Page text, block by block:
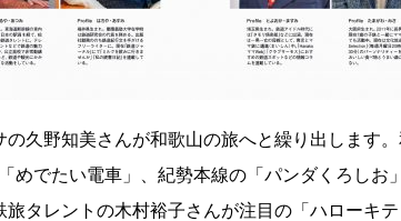
久野知美さんが和歌山の旅へと繰り出します
めでたい電車」、紀勢本線の「パンダくろしお
タレントの木村裕子さんが注目の「ハローキ